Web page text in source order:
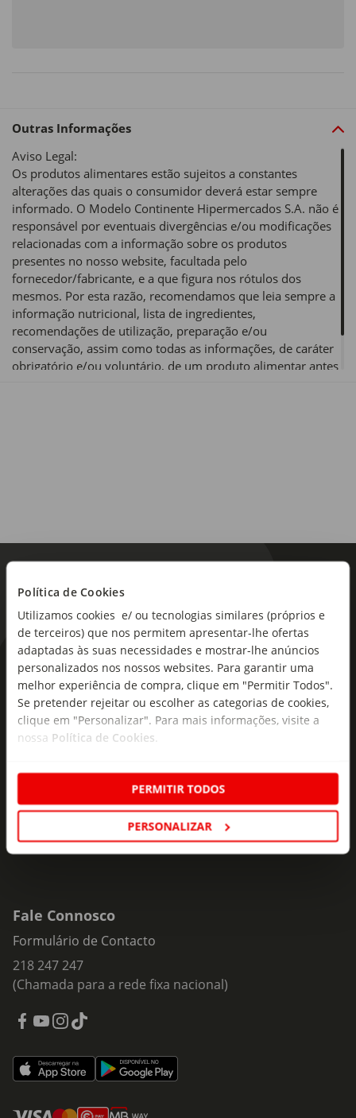
Política de Cookies
Utilizamos cookies e/ ou tecnologias similares (próprios e
de terceiros) que nos permitem apresentar-lhe ofertas
adaptadas às suas necessidades e mostrar-lhe anúncios
personalizados nos nossos websites. Para garantir uma
melhor experiência de compra, clique em "Permitir Todos".
Se pretender rejeitar ou escolher as categorias de cookies,
clique em "Personalizar". Para mais informações, visite a
nossa Política de Cookies.
PERMITIR TODOS
PERSONALIZAR
Outras Informações
Aviso Legal:
Os produtos alimentares estão sujeitos a constantes
alterações das quais o consumidor deverá estar sempre
informado. O Modelo Continente Hipermercados S.A. não é
responsável por eventuais divergências e/ou modificações
relacionadas com a informação sobre os produtos
presentes no nosso website, facultada pelo
fornecedor/fabricante, e a que figura nos rótulos dos
mesmos. Por esta razão, recomendamos que leia sempre a
informação nutricional, lista de ingredientes,
recomendações de utilização, preparação e/ou
conservação, assim como todas as informações, de caráter
obrigatório e/ou voluntário, de um produto alimentar antes
As novidades mais frescas no
seu e-mail!
Subscreva e descubra campanhas exclusivas,
ofertas e novidades para si.
Insira o seu e-
Fale Connosco
Formulário de Contacto
218 247 247
(Chamada para a rede fixa nacional)